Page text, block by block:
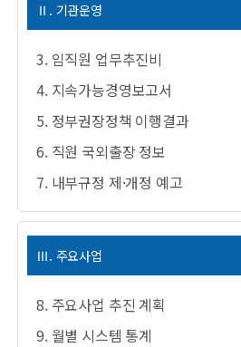
Ⅱ. 기관운영
3. 임직원 업무추진비
4. 지속가능경영보고서
5. 정부권장정책 이행결과
6. 직원 국외출장 정보
7. 내부규정 제·개정 예고
Ⅲ. 주요사업
8. 주요사업 추진 계획
9. 월별 시스템 통계